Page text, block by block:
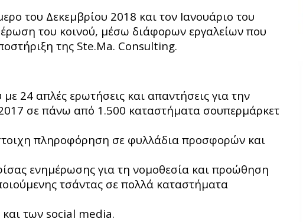
του Δεκεμβρίου 2018 και τον Ιανουάριο του
του κοινού, μέσω διάφορων εργαλείων που
της Ste.Ma. Consulting.
24 απλές ερωτήσεις και απαντήσεις για την
σε πάνω από 1.500 καταστήματα σουπερμάρκετ
πληροφόρηση σε φυλλάδια προσφορών και
ενημέρωσης για τη νομοθεσία και προώθηση
τσάντας σε πολλά καταστήματα
και των social media.